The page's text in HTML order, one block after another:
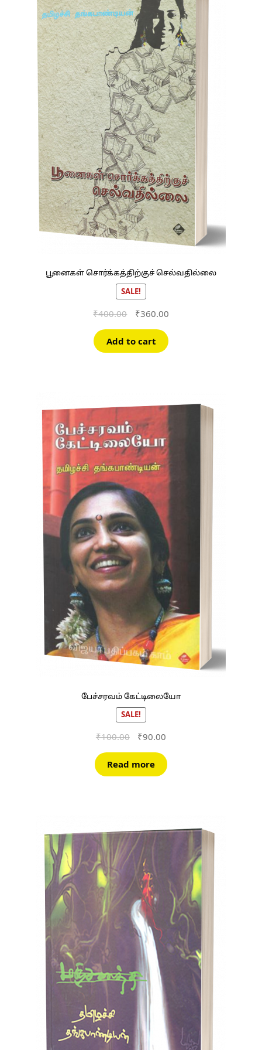
பூனைகள் சொர்க்கத்திற்குச் செல்வதில்லை
SALE!
₹400.00
Original
was:
₹400.00.
₹360.00Current
is:
Add to cart
பேச்சரவம் கேட்டிலையோ
SALE!
₹100.00
Original
was:
₹100.00.
₹90.00
is:
Read more